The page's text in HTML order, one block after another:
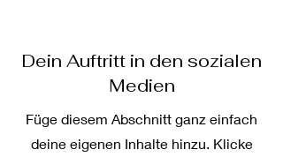
Dein Auftritt in den sozialen
Medien
Füge diesem Abschnitt ganz einfach
deine eigenen Inhalte hinzu. Klicke